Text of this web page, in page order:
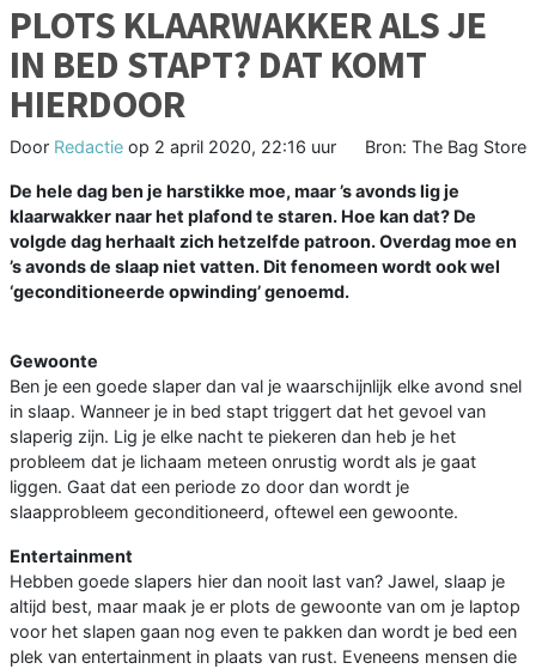
PLOTS KLAARWAKKER ALS JE
IN BED STAPT? DAT KOMT
HIERDOOR
Door Redactie op 2 april 2020, 22:16 uur Bron: The Bag Store
De hele dag ben je harstikke moe, maar ’s avonds lig je
klaarwakker naar het plafond te staren. Hoe kan dat? De
volgde dag herhaalt zich hetzelfde patroon. Overdag moe en
’s avonds de slaap niet vatten. Dit fenomeen wordt ook wel
‘geconditioneerde opwinding’ genoemd.
Gewoonte
Ben je een goede slaper dan val je waarschijnlijk elke avond snel
in slaap. Wanneer je in bed stapt triggert dat het gevoel van
slaperig zijn. Lig je elke nacht te piekeren dan heb je het
probleem dat je lichaam meteen onrustig wordt als je gaat
liggen. Gaat dat een periode zo door dan wordt je
slaapprobleem geconditioneerd, oftewel een gewoonte.
Entertainment
Hebben goede slapers hier dan nooit last van? Jawel, slaap je
altijd best, maar maak je er plots de gewoonte van om je laptop
voor het slapen gaan nog even te pakken dan wordt je bed een
plek van entertainment in plaats van rust. Eveneens mensen die